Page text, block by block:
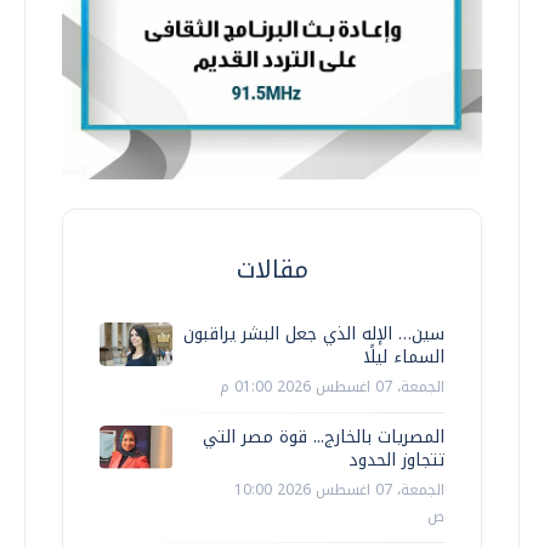
مقالات
سين… الإله الذي جعل البشر يراقبون
السماء ليلًا
الجمعة، 07 اغسطس 2026 01:00 م
المصريات بالخارج... قوة مصر التي
تتجاوز الحدود
الجمعة، 07 اغسطس 2026 10:00
ص